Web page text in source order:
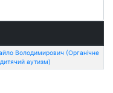
Володимирович (Органічне
аутизм)